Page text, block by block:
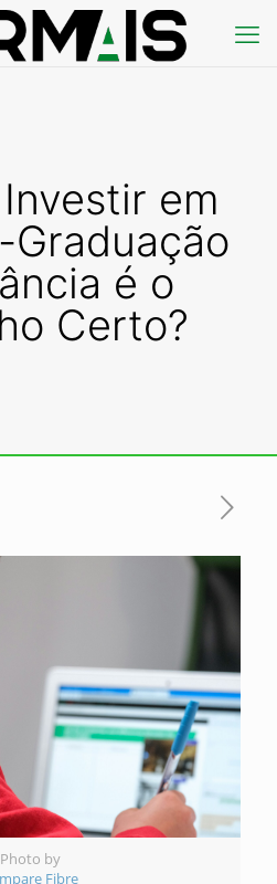
em
Graduação
é o
Certo?
Photo by
Fibre